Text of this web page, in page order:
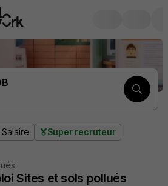
Salaire Super recruteur
Sites et sols pollués